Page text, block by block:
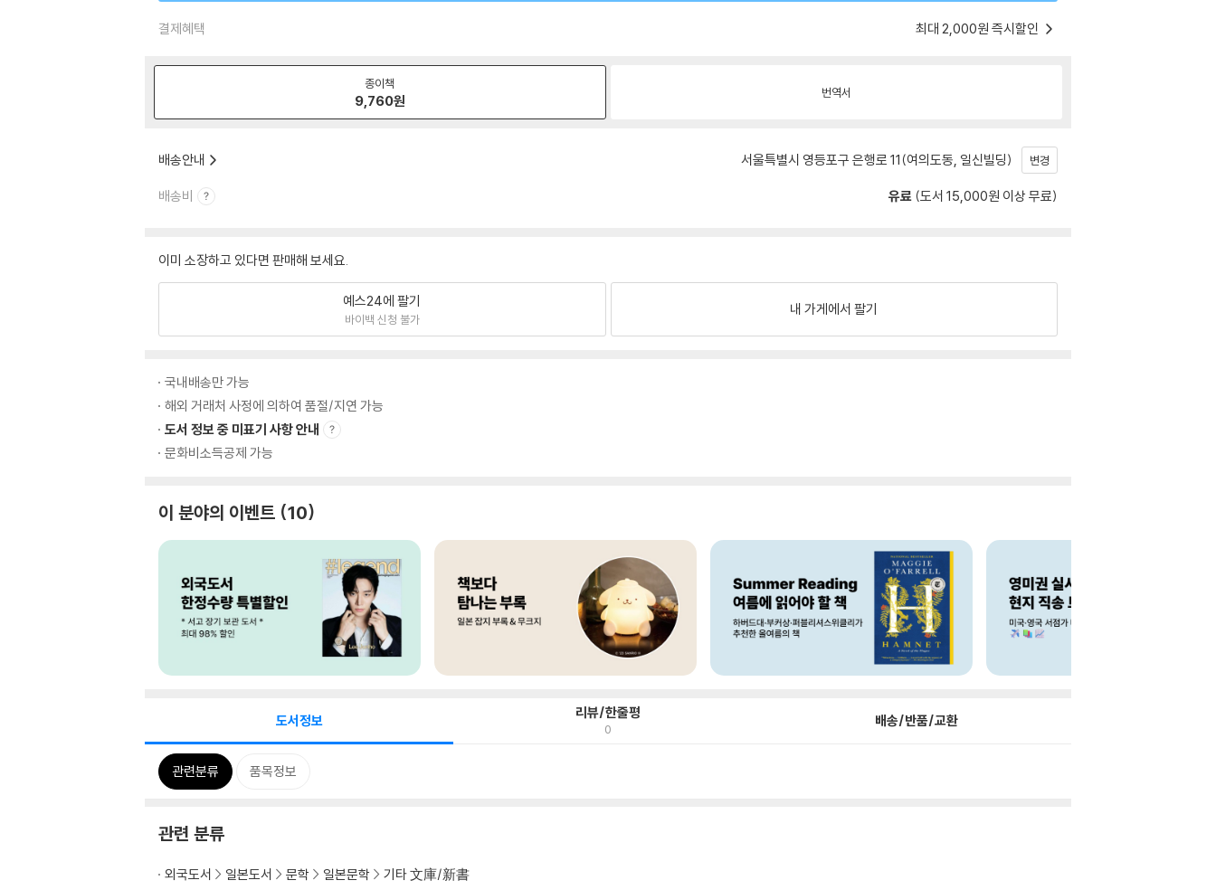
결제혜택 최대 2,000원 즉시할인
종이책
9,760원 번역서
배송안내 서울특별시 영등포구 은행로 11(여의도동, 일신빌딩) 변경
배송비 유료 (도서 15,000원 이상 무료)
이미 소장하고 있다면 판매해 보세요.
예스24에 팔기
바이백 신청 불가
내 가게에서 팔기
국내배송만 가능
해외 거래처 사정에 의하여 품절/지연 가능
도서 정보 중 미표기 사항 안내
문화비소득공제 가능
이 분야의 이벤트 10
도서정보 리뷰/한줄평
0 배송/반품/교환
관련분류 품목정보
관련 분류
외국도서 일본도서 문학 일본문학
기타 文庫/新書